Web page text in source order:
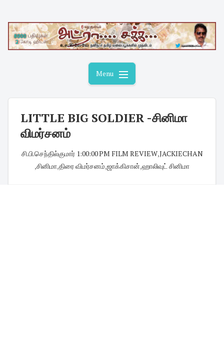
content
Menu
LITTLE BIG SOLDIER -சினிமா
விமர்சனம்
சி.பி.செந்தில்குமார்· 1:00:00 PM FILM REVIEW,JACKIECHAN
,சினிமா,திரை விமர்சனம்,ஜாக்கிசான்,ஹாலிவுட் சினிமா